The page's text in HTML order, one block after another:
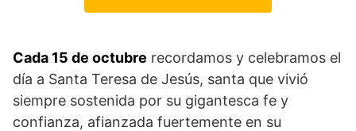
Cada 15 de octubre recordamos y celebramos el
día a Santa Teresa de Jesús, santa que vivió
siempre sostenida por su gigantesca fe y
confianza, afianzada fuertemente en su